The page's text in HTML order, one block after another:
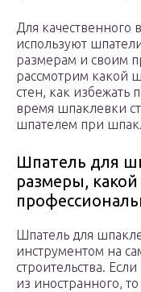
Для
используют
размерам и своим
рассмотрим какой
стен, как избежать
время шпаклевки
шпателем при
Шпатель для
размеры,
Шпатель для
инструментом на
строительства.
из иностранного,